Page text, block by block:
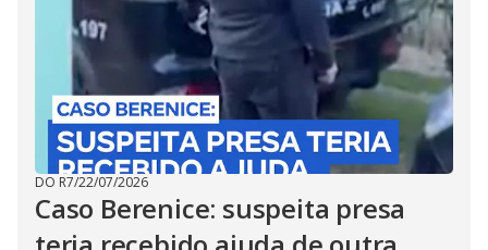
DO R7/22/07/2026
Caso Berenice: suspeita presa